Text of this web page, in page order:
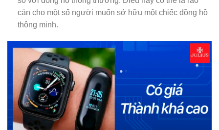
cản cho một số người muốn sở hữu một chiếc đồng hồ
thông minh.